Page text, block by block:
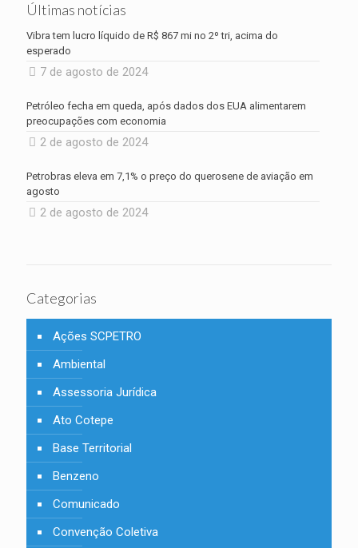
Últimas notícias
Vibra tem lucro líquido de R$ 867 mi no 2º tri, acima do
esperado
7 de agosto de 2024
Petróleo fecha em queda, após dados dos EUA alimentarem
preocupações com economia
2 de agosto de 2024
Petrobras eleva em 7,1% o preço do querosene de aviação em
agosto
2 de agosto de 2024
Categorias
Ações SCPETRO
Ambiental
Assessoria Jurídica
Ato Cotepe
Base Territorial
Benzeno
Comunicado
Convenção Coletiva